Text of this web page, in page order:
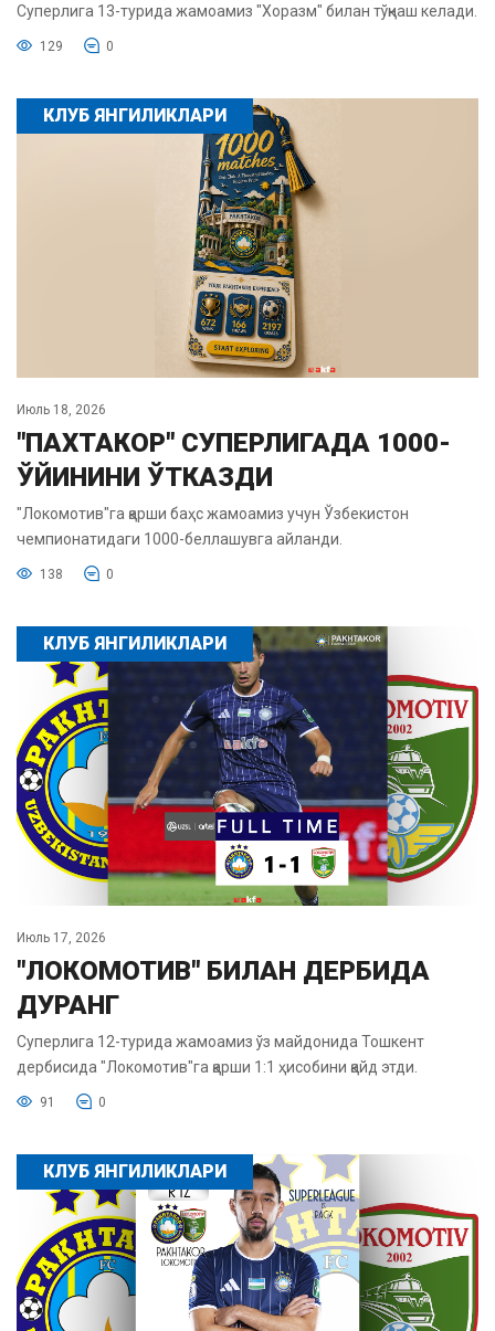
Суперлига 13-турида жамоамиз "Хоразм" билан тўқнаш келади.
129 0
КЛУБ ЯНГИЛИКЛАРИ
Июль 18, 2026
"ПАХТАКОР" СУПЕРЛИГАДА 1000-
ЎЙИНИНИ ЎТКАЗДИ
"Локомотив"га қарши баҳс жамоамиз учун Ўзбекистон
чемпионатидаги 1000-беллашувга айланди.
138 0
КЛУБ ЯНГИЛИКЛАРИ
Июль 17, 2026
"ЛОКОМОТИВ" БИЛАН ДЕРБИДА
ДУРАНГ
Суперлига 12-турида жамоамиз ўз майдонида Тошкент
дербисида "Локомотив"га қарши 1:1 ҳисобини қайд этди.
91 0
КЛУБ ЯНГИЛИКЛАРИ